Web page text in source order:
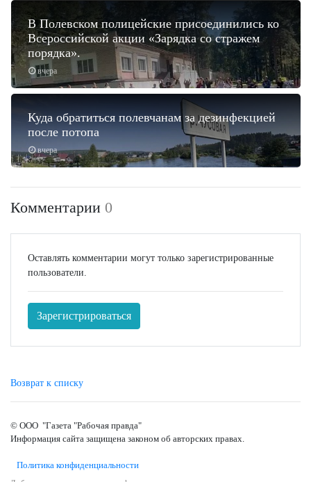
вчера
В Полевском полицейские присоединились ко
Всероссийской акции «Зарядка со стражем
порядка».
вчера
Куда обратиться полевчанам за дезинфекцией
после потопа
Комментарии 0
Оставлять комментарии могут только зарегистрированные
пользователи.
Зарегистрироваться
Возврат к списку
© ООО "Газета "Рабочая правда"
Информация сайта защищена законом об авторских правах.
Политика конфиденциальности